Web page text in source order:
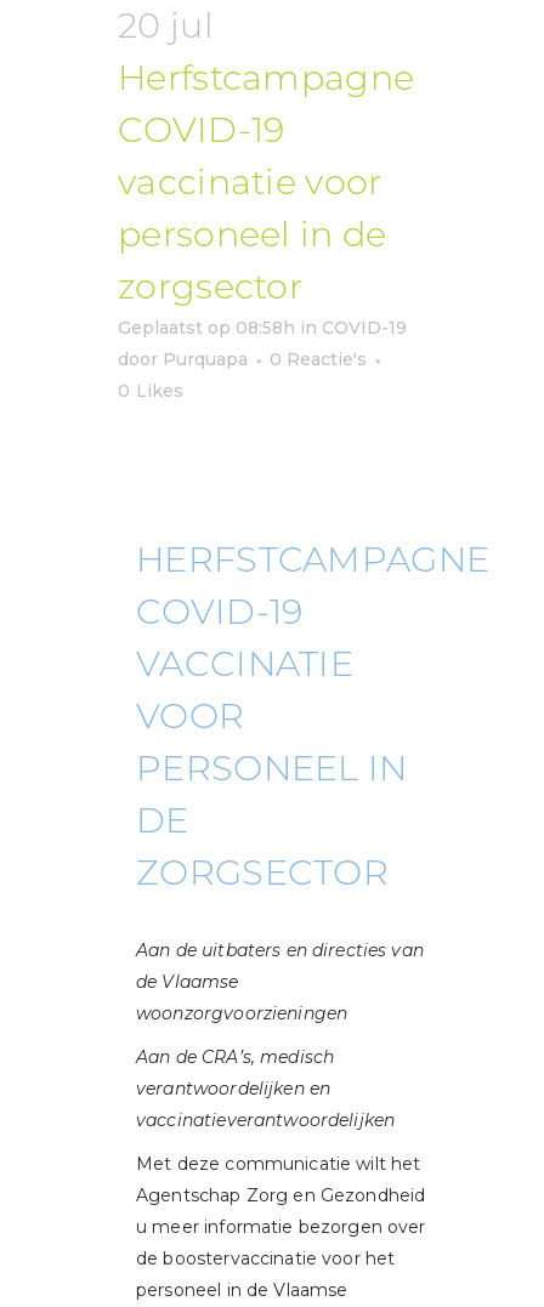
20 jul
Herfstcampagne
COVID-19
vaccinatie voor
personeel in de
zorgsector
Geplaatst op 08:58h in COVID-19
door Purquapa
0 Reactie's
0 Likes
HERFSTCAMPAGNE
COVID-19
VACCINATIE
VOOR
PERSONEEL IN
DE
ZORGSECTOR
Aan de uitbaters en directies van
de Vlaamse
woonzorgvoorzieningen
Aan de CRA’s, medisch
verantwoordelijken en
vaccinatieverantwoordelijken
Met deze communicatie wilt het
Agentschap Zorg en Gezondheid
u meer informatie bezorgen over
de boostervaccinatie voor het
personeel in de Vlaamse